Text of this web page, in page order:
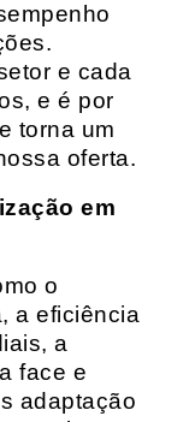
e cada
e é por
torna um
oferta.
em
o
a eficiência
a
face e
adaptação